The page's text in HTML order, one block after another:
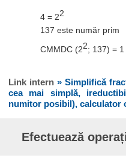
4 = 22
137 este număr prim
CMMDC (22; 137) = 1
Link intern » Simplifică
cea mai simplă,
numitor posibil), calculator
Efectuează